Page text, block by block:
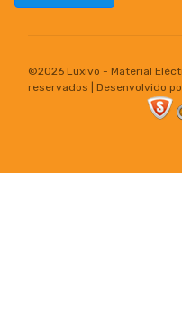
©2026 Luxivo - Material
reservados | Desenvolvido